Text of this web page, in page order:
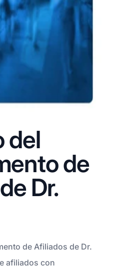
del
de
Dr.
de Afiliados de Dr.
afiliados con